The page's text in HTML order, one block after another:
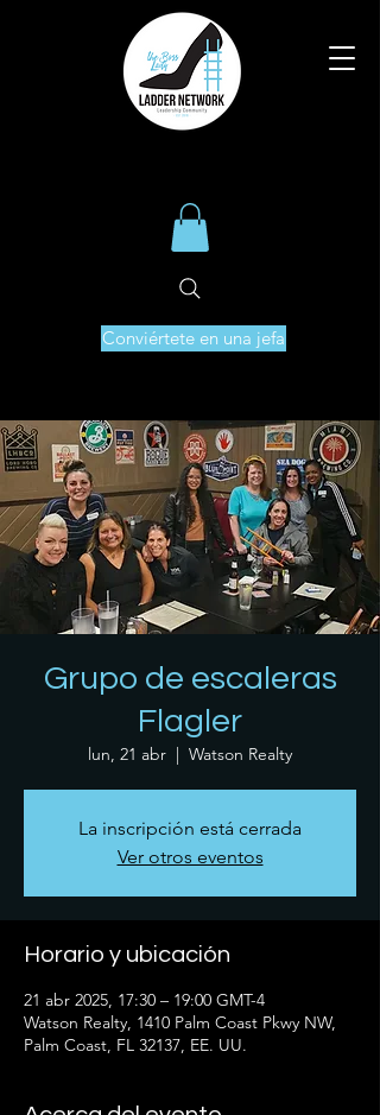
Conviértete en una jefa
Grupo de escaleras
Flagler
lun, 21 abr
  |
Watson Realty
La inscripción está cerrada
Ver otros eventos
Horario y ubicación
21 abr 2025, 17:30 – 19:00 GMT-4
Watson Realty, 1410 Palm Coast Pkwy NW,
Palm Coast, FL 32137, EE. UU.